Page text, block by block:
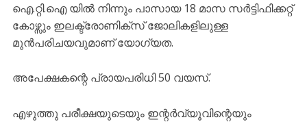
ഐ.റ്റി.ഐ യിൽ നിന്നും പാസായ 18 മാസ സർട്ടിഫിക്കറ്റ്
കോഴ്സും ഇലക്ട്രോണിക്സ് ജോലികളിലുള്ള
മുൻപരിചയവുമാണ് യോഗ്യത.
അപേക്ഷകന്റെ പ്രായപരിധി 50 വയസ്.
എഴുത്തു പരീക്ഷയുടെയും ഇന്റർവ്യൂവിന്റെയും